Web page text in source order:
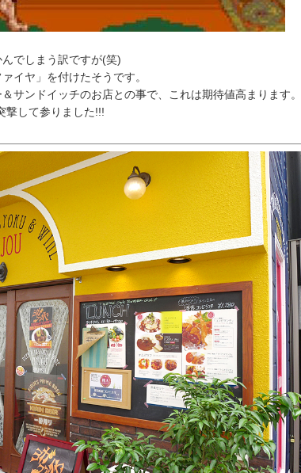
でしまう訳ですが(笑)
イヤ」を付けたそうです。
サンドイッチのお店との事で、これは期待値高まります。
撃して参りました!!!